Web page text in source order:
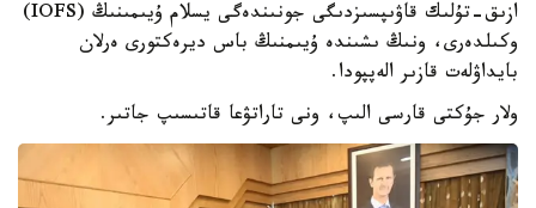
ازىق-تۇلىك قاۋىپسىزدىگى جونىندەگى يسلام ۇيىمىنىڭ (IOFS)
وكىلدەرى، ونىڭ ىشىندە ۇيىمنىڭ باس ديرەكتورى ەرلان
بايداۋلەت قازىر الەپپودا.
ولار جۇكتى قارسى الىپ، ونى تاراتۋعا قاتىسىپ جاتىر.